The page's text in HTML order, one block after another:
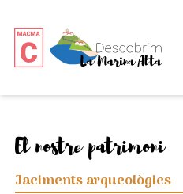
El nostre patrimoni
Jaciments arqueològics